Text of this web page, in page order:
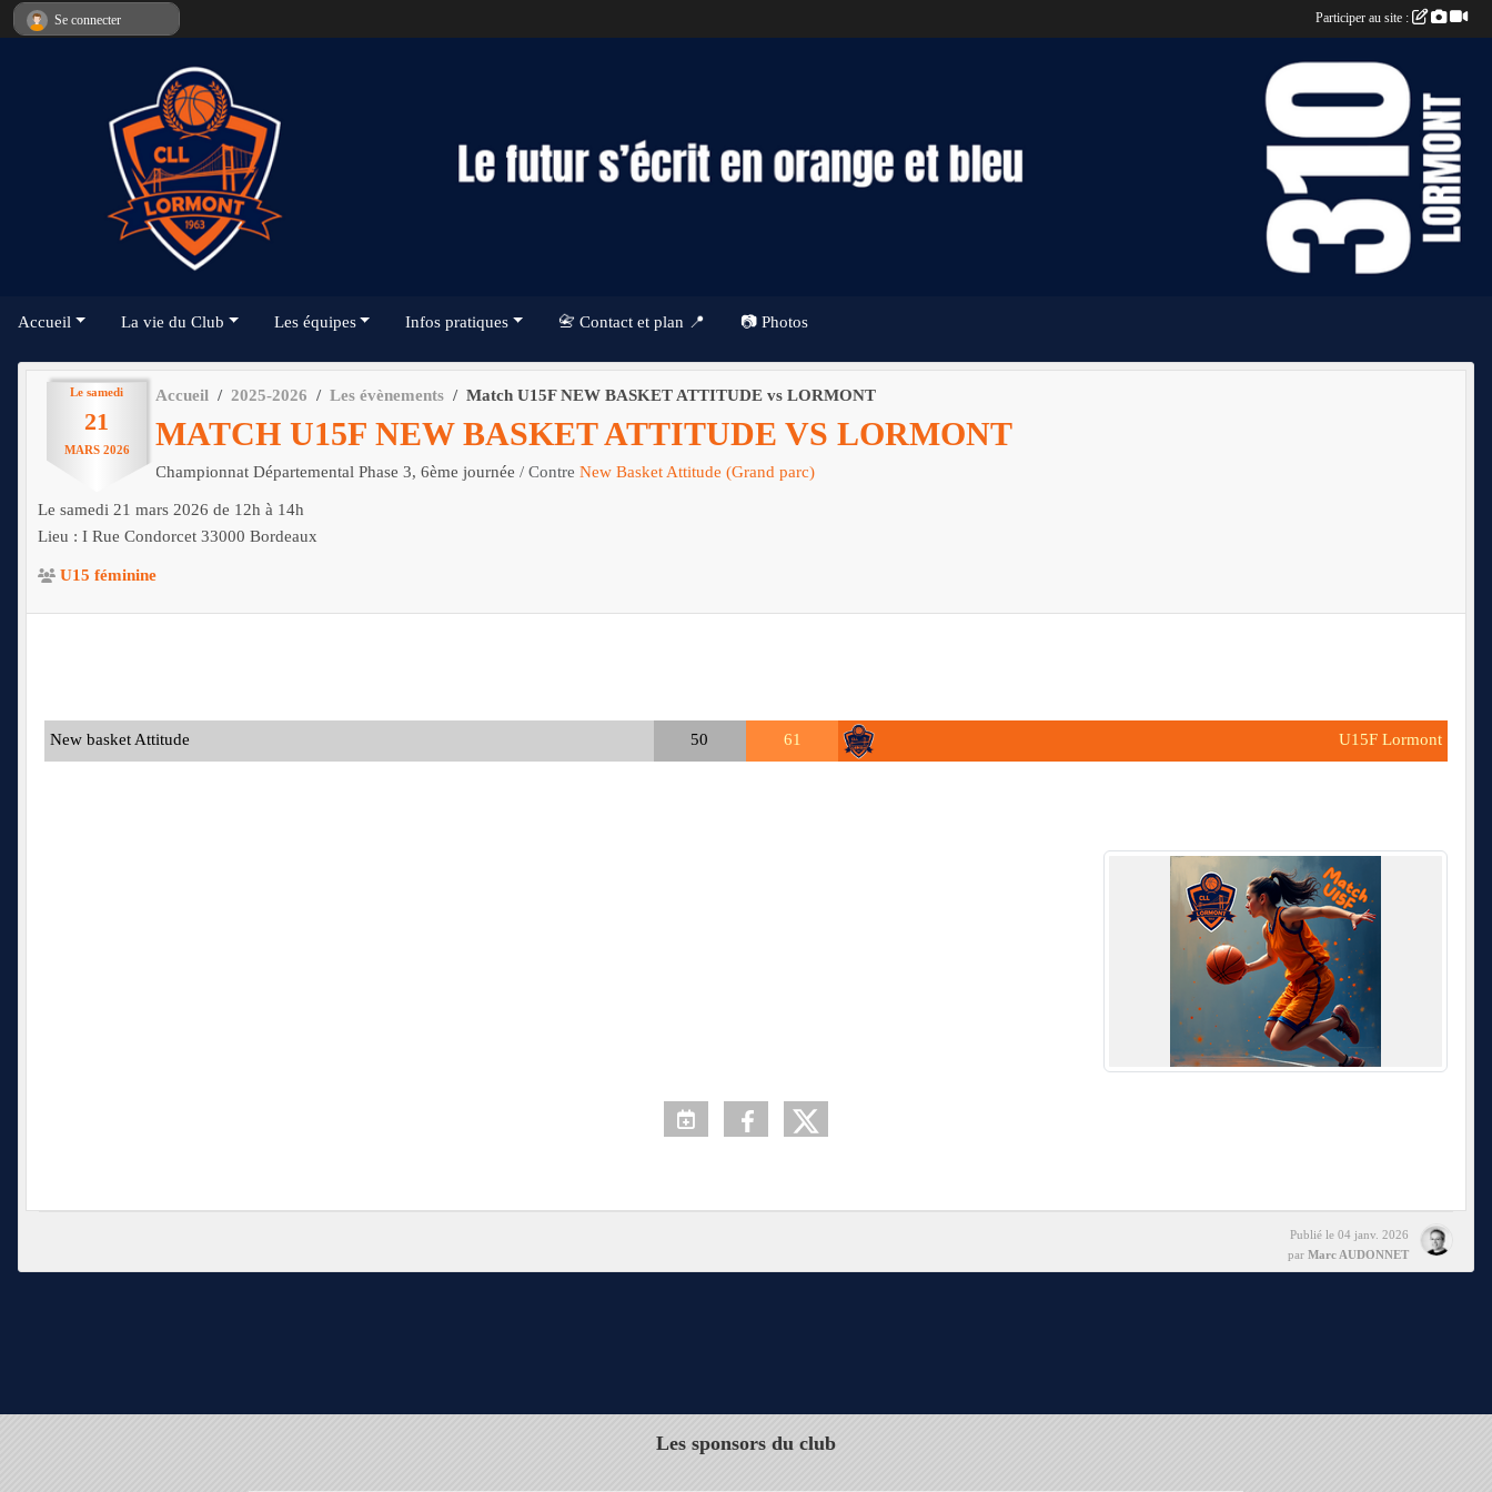
Accueil La vie du Club Les équipes Infos pratiques 📇 Contact et plan 📍 📷 Photos
Le samedi
21
MARS 2026
Accueil 2025-2026 Les évènements Match U15F NEW BASKET ATTITUDE vs LORMONT
MATCH U15F NEW BASKET ATTITUDE VS LORMONT
Championnat Départemental Phase 3, 6ème journée / Contre New Basket Attitude (Grand parc)
Le samedi 21 mars 2026 de 12h à 14h
Lieu : I Rue Condorcet 33000 Bordeaux
U15 féminine
New basket Attitude 50 61 U15F Lormont
Publié le 04 janv. 2026
par Marc AUDONNET
Les sponsors du club
Se connecter Participer au site :
Panneau de gestion des cookies